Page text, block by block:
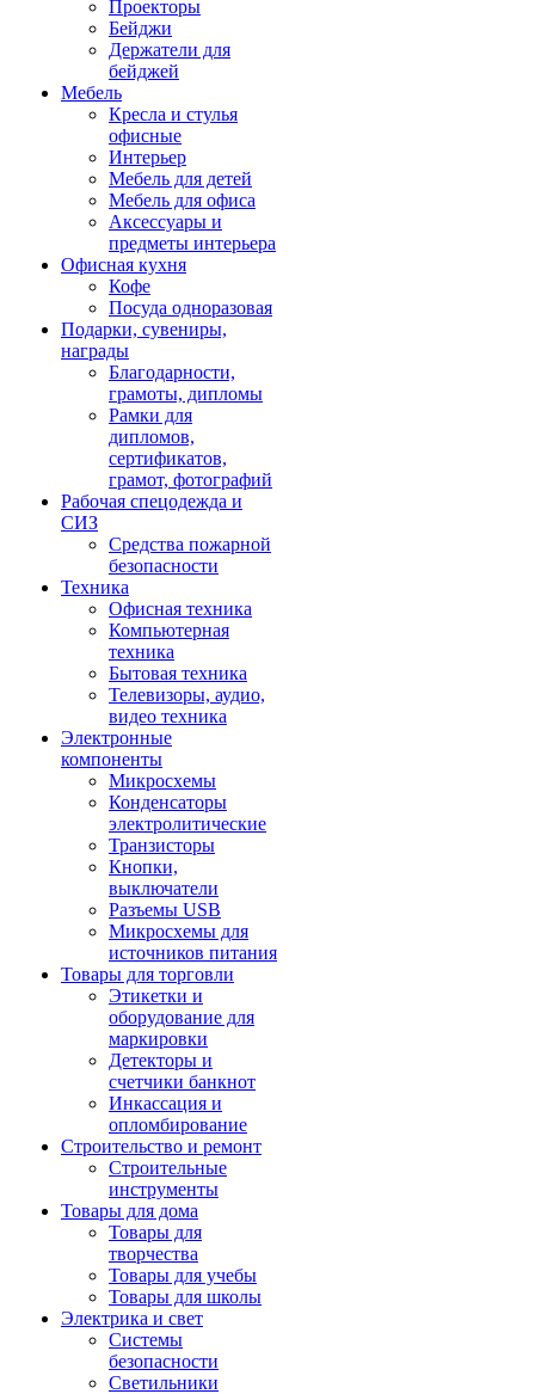
Проекторы
Бейджи
Держатели для
бейджей
Мебель
Кресла и стулья
офисные
Интерьер
Мебель для детей
Мебель для офиса
Аксессуары и
предметы интерьера
Офисная кухня
Кофе
Посуда одноразовая
Подарки, сувениры,
награды
Благодарности,
грамоты, дипломы
Рамки для
дипломов,
сертификатов,
грамот, фотографий
Рабочая спецодежда и
СИЗ
Средства пожарной
безопасности
Техника
Офисная техника
Компьютерная
техника
Бытовая техника
Телевизоры, аудио,
видео техника
Электронные
компоненты
Микросхемы
Конденсаторы
электролитические
Транзисторы
Кнопки,
выключатели
Разъемы USB
Микросхемы для
источников питания
Товары для торговли
Этикетки и
оборудование для
маркировки
Детекторы и
счетчики банкнот
Инкассация и
опломбирование
Строительство и ремонт
Строительные
инструменты
Товары для дома
Товары для
творчества
Товары для учебы
Товары для школы
Электрика и свет
Системы
безопасности
Светильники